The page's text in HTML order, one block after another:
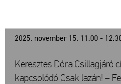
2025. november 15. 11:00 -
Keresztes Dóra Csillagjáró
kapcsolódó Csak lazán! –